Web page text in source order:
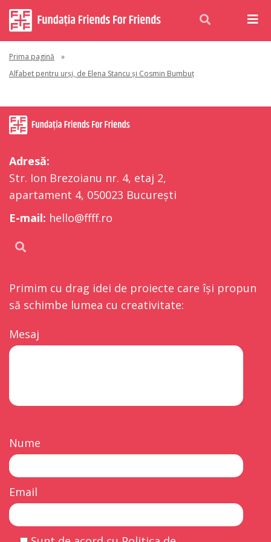
Prima pagină
»
Alfabet pentru urși, de Elena Stancu și Cosmin Bumbuț
Adresă:
Str. Ion Brezoianu nr. 4, etaj 2,
apartament 4, 050023 București
E-mail: hello@ffff.ro
Primim cu drag idei de proiecte care își propun
să schimbe lumea cu creativitate:
Mesaj
Nume
Email